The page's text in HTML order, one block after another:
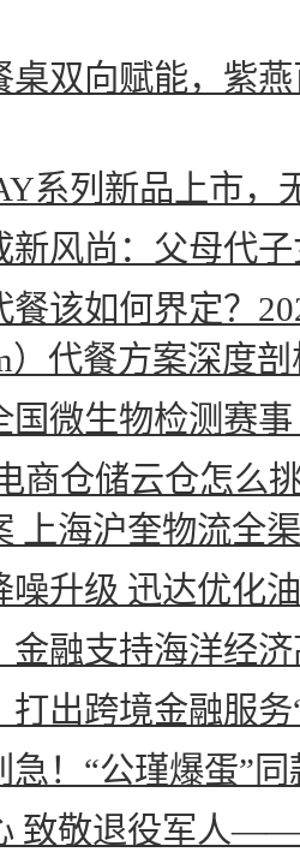
桌双向赋能，紫
系列新品上市
新风尚：父母代
餐该如何界定？
）代餐方案深度
国微生物检测赛
商仓储云仓怎么
上海沪奎物流全
噪升级 迅达优化
金融支持海洋经
打出跨境金融服务
急！“公瑾爆蛋”
致敬退役军人——